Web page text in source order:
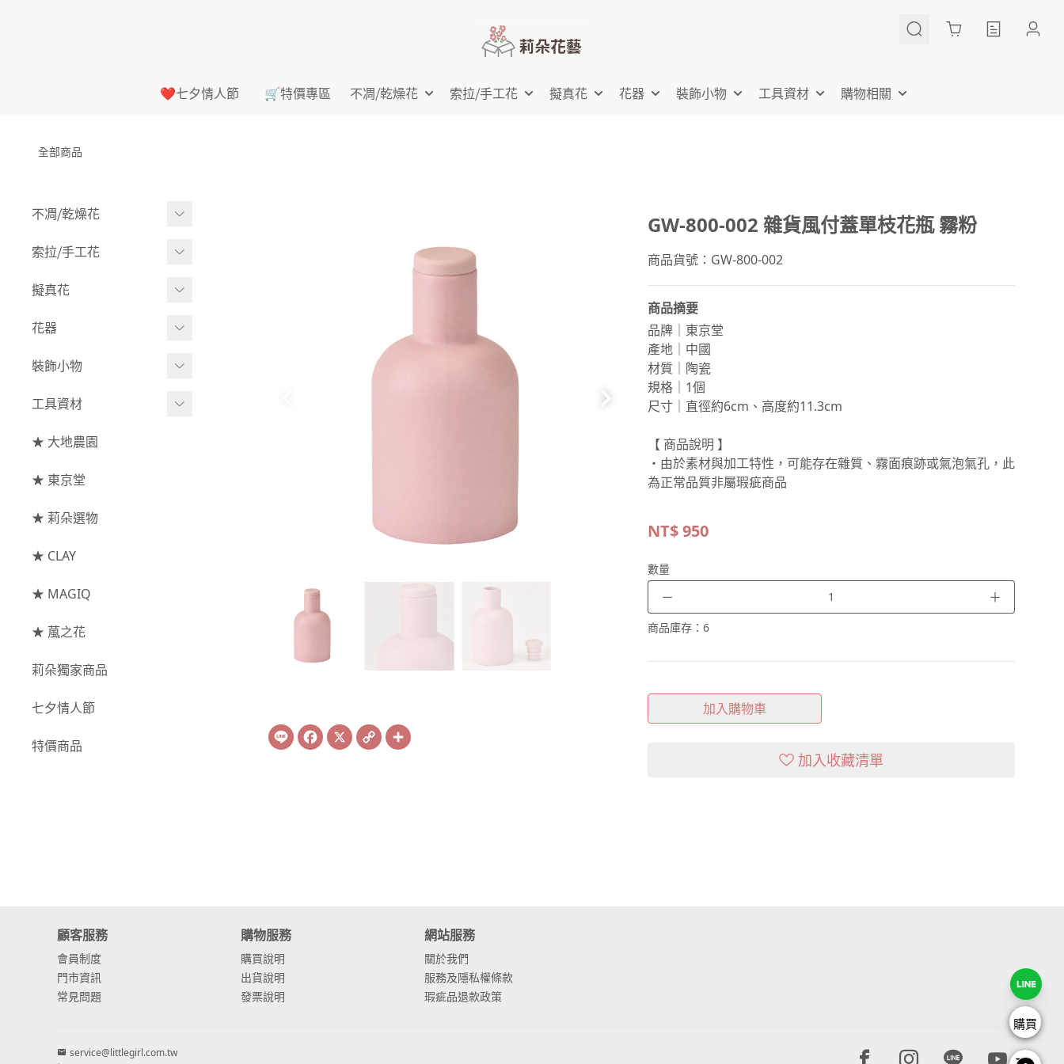
Cart
❤️七夕情人節 🛒特價專區 不凋⧸乾燥花 索拉⧸手工花 擬真花 花器 裝飾小物 工具資材 購物相關
全部商品
不凋⧸乾燥花
多色組合
- 其他
玫瑰
大玫瑰
- 迷你玫瑰
- 庭園玫瑰
- 其他玫瑰
主花
菊花
-
蘭花⧸大理花
康乃馨
- 重瓣繡球花
- 其他繡球花
配花
- 黑種草⧸東方黑種
索拉⧸手工花
索拉花(有花莖)
- 莉朵獨家水染
- 大地農園
索拉花(僅花頭)
原色
擬真花
盆栽⧸成品
綜合花束
葉材⧸藤蔓
枝條
果實
花器
小型花器
中大型花器
捧花架⧸吊架
藤圈⧸注連繩
提籃
裝飾小物
裝飾⧸擺飾
花插
工具資材
工具⧸型錄
資材
★ 大地農園
★ 東京堂
★ 莉朵選物
★ CLAY
★ MAGIQ
★ 葻之花
莉朵獨家商品
七夕情人節
特價商品
Line Facebook
X Copy
Link
GW-800-002 雜貨風付蓋單枝花瓶 霧粉
商品貨號：GW-800-002
商品摘要
品牌｜東京堂
產地｜中國
材質｜陶瓷
規格｜1個
尺寸｜直徑約6cm、高度約11.3cm
【 商品說明 】
・由於素材與加工特性，可能存在雜質、霧面痕跡或氣泡氣孔，此
為正常品質非屬瑕疵商品
NT$950
數量
－ ＋
商品庫存： 6
加入購物車
加入收藏清單
顧客服務
會員制度
門市資訊
常見問題
購物服務
購買說明
出貨說明
發票說明
網站服務
關於我們
服務及隱私權條款
瑕疵品退款政策
service@littlegirl.com.tw
Facebook page
Instagram page
Line pageYoutube
購買